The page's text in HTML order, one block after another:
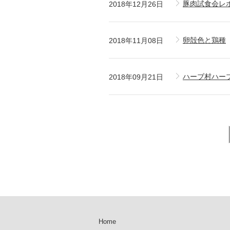
2018年12月26日 豚肉試食会レ
2018年11月08日 卵殻色と鶏種
2018年09月21日 ハーブ村ハー
Home